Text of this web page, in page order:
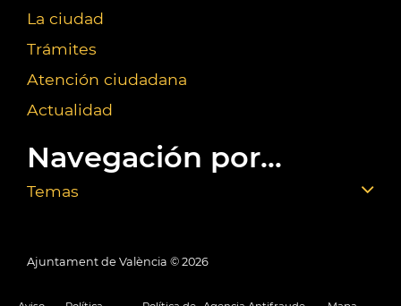
La ciudad
Trámites
Atención ciudadana
Actualidad
Navegación por...
Temas
Ajuntament de València © 2026